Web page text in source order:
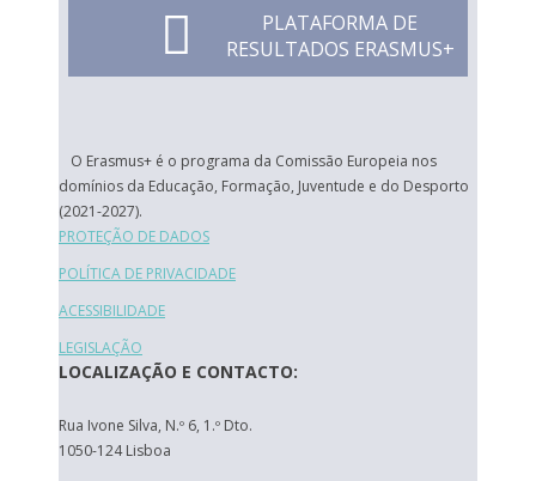
PLATAFORMA DE
RESULTADOS ERASMUS+
O Erasmus+ é o programa da Comissão Europeia nos
domínios da Educação, Formação, Juventude e do Desporto
(2021-2027).
PROTEÇÃO DE DADOS
POLÍTICA DE PRIVACIDADE
ACESSIBILIDADE
LEGISLAÇÃO
LOCALIZAÇÃO E CONTACTO:
Rua Ivone Silva, N.º 6, 1.º Dto.
1050-124 Lisboa